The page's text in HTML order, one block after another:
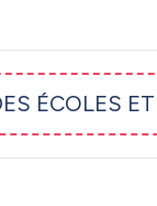
ÉCOLES